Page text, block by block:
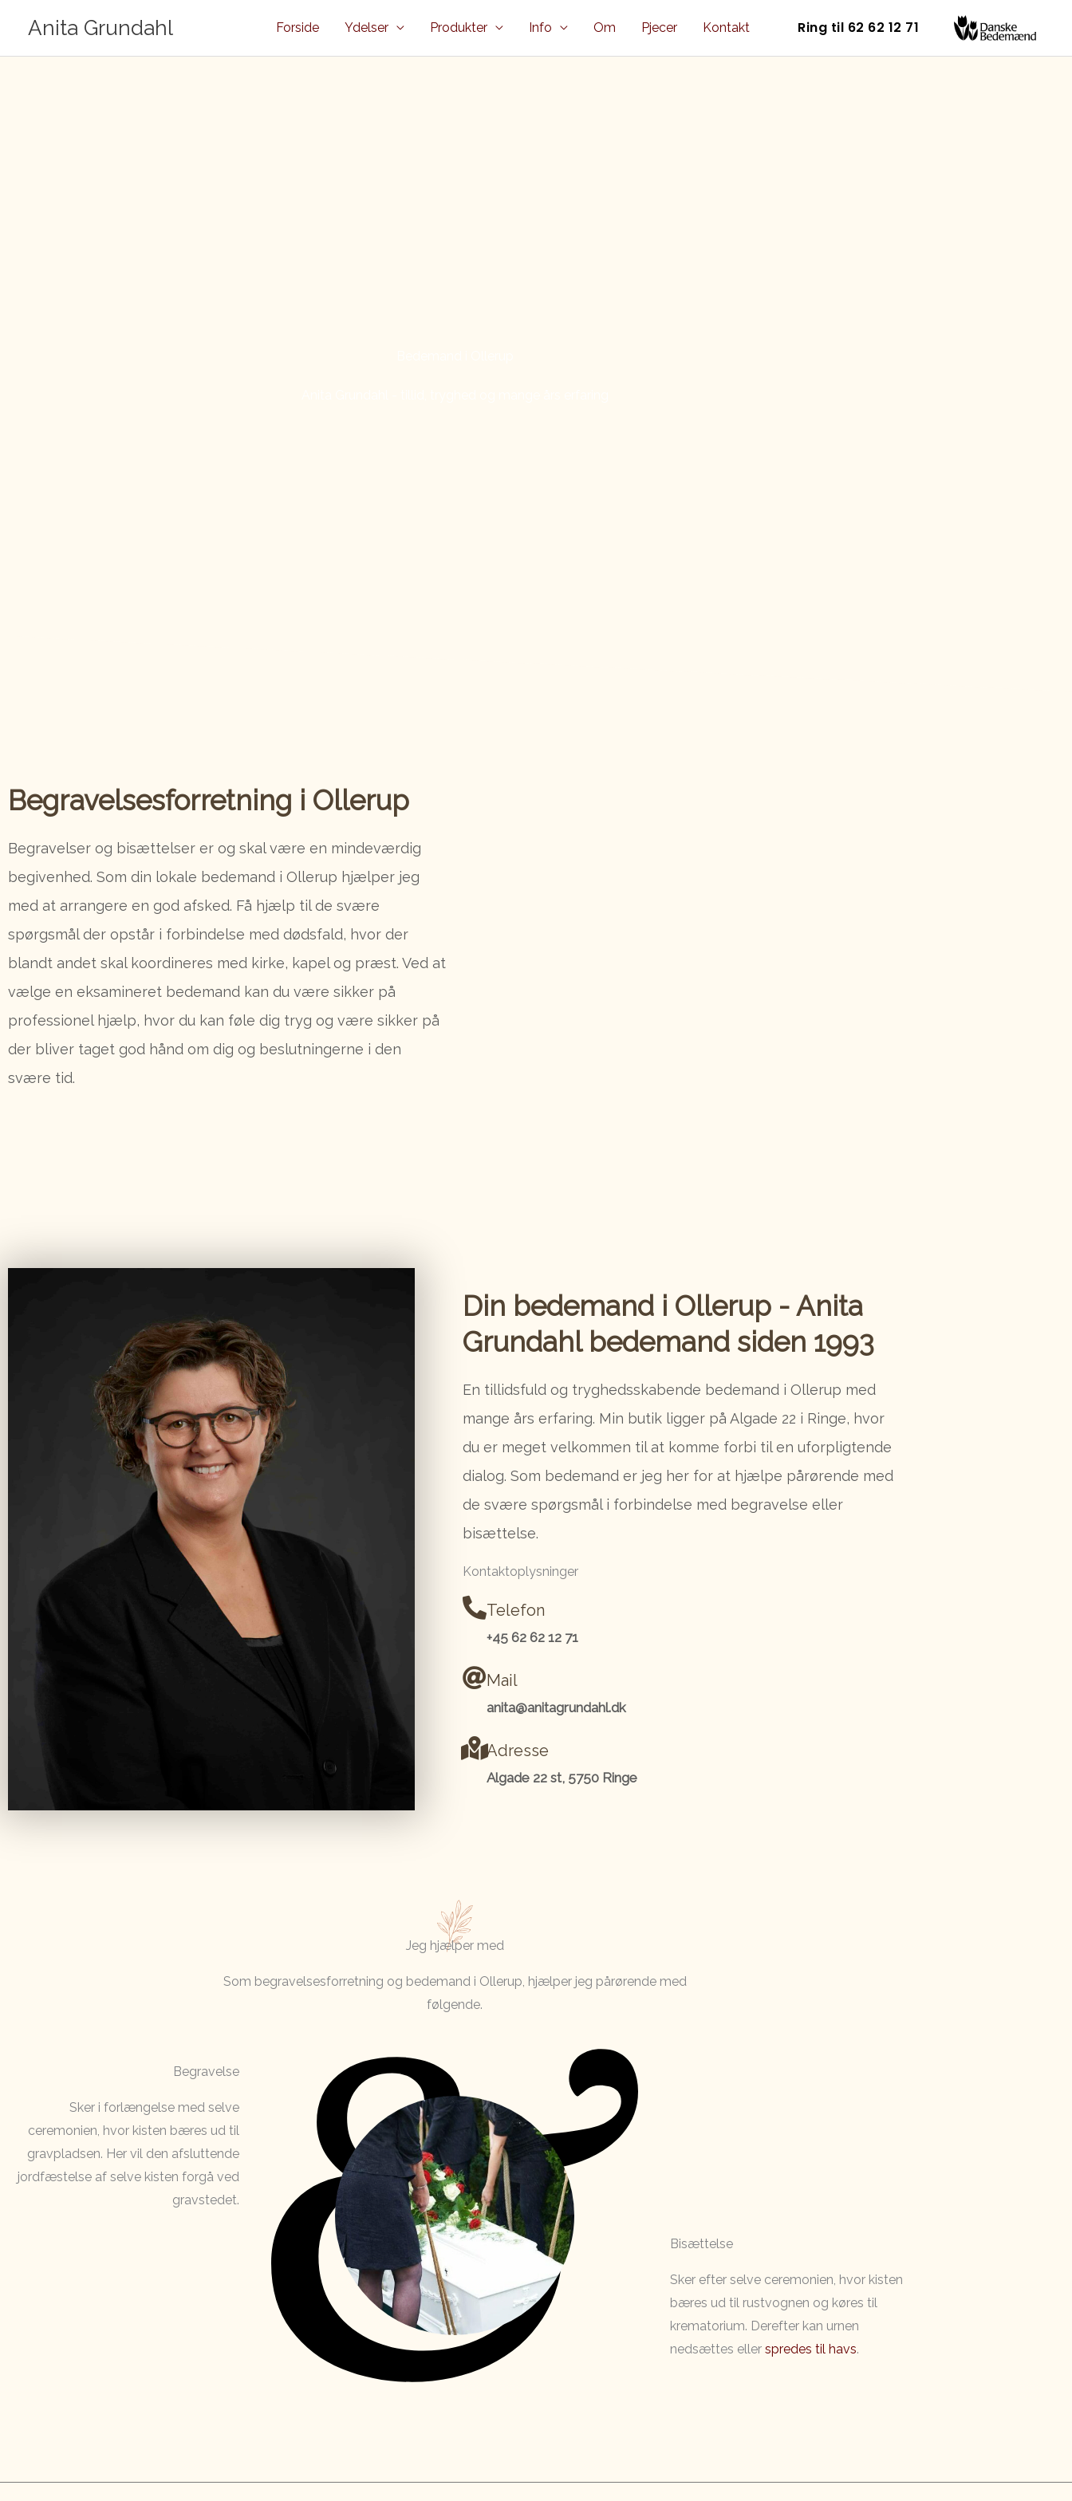
indholdet
Anita Grundahl Forside Ydelser Produkter Info Om Pjecer Kontakt Ring til 62 62 12 71
Begravelsesforretning i Ollerup
Begravelser og bisættelser er og skal være en mindeværdig
begivenhed. Som din lokale bedemand i Ollerup hjælper jeg
med at arrangere en god afsked. Få hjælp til de svære
spørgsmål der opstår i forbindelse med dødsfald, hvor der
blandt andet skal koordineres med kirke, kapel og præst. Ved at
vælge en eksamineret bedemand kan du være sikker på
professionel hjælp, hvor du kan føle dig tryg og være sikker på
der bliver taget god hånd om dig og beslutningerne i den
svære tid.
Din bedemand i Ollerup - Anita
Grundahl​ bedemand siden 1993
En tillidsfuld og tryghedsskabende bedemand i Ollerup med
mange års erfaring. Min butik ligger på Algade 22 i Ringe, hvor
du er meget velkommen til at komme forbi til en uforpligtende
dialog. Som bedemand er jeg her for at hjælpe pårørende med
de svære spørgsmål i forbindelse med begravelse eller
bisættelse.
Kontaktoplysninger
Telefon
+45 62 62 12 71
Mail
anita@anitagrundahl.dk
Adresse
Algade 22 st, 5750 Ringe
Jeg hjælper med
Som begravelsesforretning og bedemand i Ollerup, hjælper jeg pårørende med
følgende.
Begravelse
Sker i forlængelse med selve
ceremonien, hvor kisten bæres ud til
gravpladsen. Her vil den afsluttende
jordfæstelse af selve kisten forgå ved
gravstedet.
Bisættelse
Sker efter selve ceremonien, hvor kisten
bæres ud til rustvognen og køres til
krematorium. Derefter kan urnen
nedsættes eller spredes til havs.